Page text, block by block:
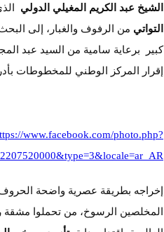
الشيخ عبد الكريم المغيلي الدولي
التواتي من الرفوف والغبار، إلى
كبير برعاية سامية من السيد عبد
إقرار المركز الوطني للمخطوطات
www.facebook.com/photo.php?
إخراجه بطريقة عصرية واضحة الحروف
المخلصين الرسوخ، من تحملوا مشقة